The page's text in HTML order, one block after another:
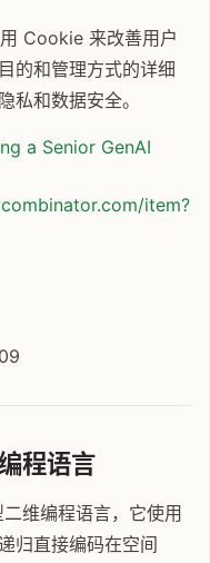
Cookie 来改善用户
的和管理方式的详细
私和数据安全。
a Senior GenAI
item?
程语言
维编程语言，它使用
归直接编码在空间